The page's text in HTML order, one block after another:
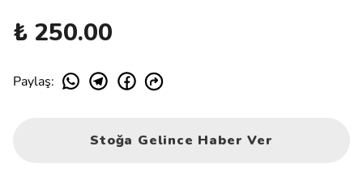
₺ 250.00
Paylaş:
Stoğa Gelince Haber Ver